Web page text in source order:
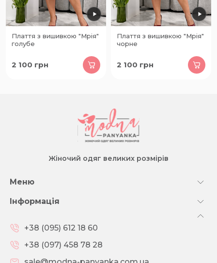
Плаття з вишивкою "Мрія"
голубе
2 100 грн
Плаття з вишивкою "Мрія"
чорне
2 100 грн
Жіночий одяг великих розмірів
Меню
Інформація
+38 (095) 612 18 60
+38 (097) 458 78 28